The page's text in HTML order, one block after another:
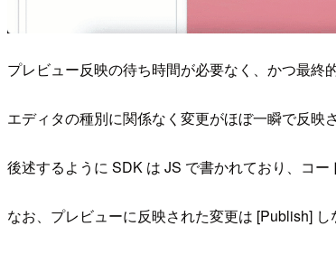
プレビュー反映の待ち時間が必要なく、かつ最終
エディタの種別に関係なく変更がほぼ一瞬で反映
後述するように SDK は JS で書かれており、コ
なお、プレビューに反映された変更は [Publish]